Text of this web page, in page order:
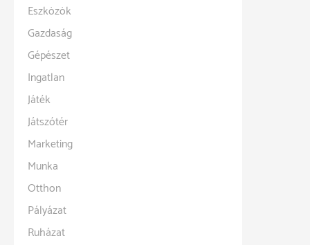
Eszközök
Gazdaság
Gépészet
Ingatlan
Játék
Játszótér
Marketing
Munka
Otthon
Pályázat
Ruházat